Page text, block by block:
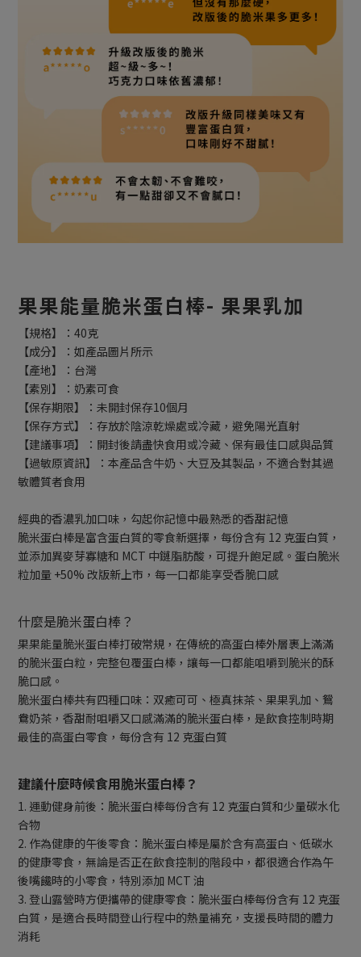
果果能量脆米蛋白棒- 果果乳加
【規格】：40克
【成分】：如產品圖片所示
【產地】：台灣
【素別】：奶素可食
【保存期限】：未開封保存10個月
【保存方式】：存放於陰涼乾燥處或冷藏，避免陽光直射
【建議事項】：開封後請盡快食用或冷藏、保有最佳口感與品質
【過敏原資訊】：本產品含牛奶、大豆及其製品，不適合對其過
敏體質者食用
經典的香濃乳加口味，勾起你記憶中最熟悉的香甜記憶
脆米蛋白棒是富含蛋白質的零食新選擇，每份含有 12 克蛋白質，
並添加異麥芽寡糖和 MCT 中鏈脂肪酸，可提升飽足感。蛋白脆米
粒加量 +50% 改版新上市，每一口都能享受香脆口感
什麼是脆米蛋白棒？
果果能量脆米蛋白棒打破常規，在傳統的高蛋白棒外層裹上滿滿
的脆米蛋白粒，完整包覆蛋白棒，讓每一口都能咀嚼到脆米的酥
脆口感。
脆米蛋白棒共有四種口味：双癒可可、極真抹茶、果果乳加、鴛
鴦奶茶，香甜耐咀嚼又口感滿滿的脆米蛋白棒，是飲食控制時期
最佳的高蛋白零食，每份含有 12 克蛋白質
建議什麼時候食用脆米蛋白棒？
1. 運動健身前後：脆米蛋白棒每份含有 12 克蛋白質和少量碳水化
合物
2. 作為健康的午後零食：脆米蛋白棒是屬於含有高蛋白、低碳水
的健康零食，無論是否正在飲食控制的階段中，都很適合作為午
後嘴饞時的小零食，特別添加 MCT 油
3. 登山露營時方便攜帶的健康零食：脆米蛋白棒每份含有 12 克蛋
白質，是適合長時間登山行程中的熱量補充，支援長時間的體力
消耗